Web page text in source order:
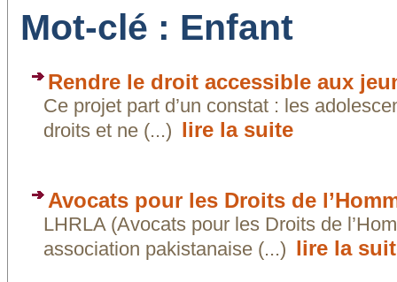
Mot-clé : Enfant
Rendre le droit accessible aux
Ce projet part d’un constat : les
droits et ne (...) lire la suite
Avocats pour les Droits de
LHRLA (Avocats pour les Droits de
association pakistanaise (...) lire la